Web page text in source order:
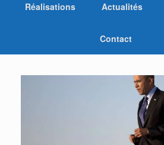
Réalisations Actualités
Contact